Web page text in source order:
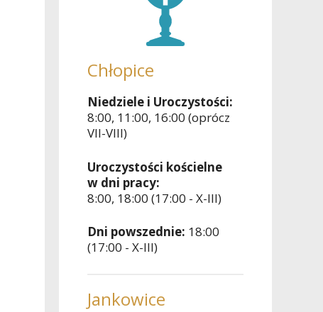
Chłopice
Niedziele i Uroczystości:
8:00, 11:00, 16:00 (oprócz
VII-VIII)
Uroczystości kościelne
w dni pracy:
8:00, 18:00 (17:00 - X-III)
Dni powszednie: 18:00
(17:00 - X-III)
Jankowice